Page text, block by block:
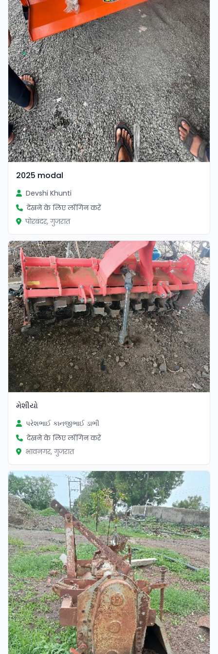
2025 modal
Devshi Khunti
देखने के लिए लॉगिन करें
पोरबंदर, गुजरात
મેશીયો
પરેશભાઈ કાનજીભાઈ ડાભી
देखने के लिए लॉगिन करें
भावनगर, गुजरात